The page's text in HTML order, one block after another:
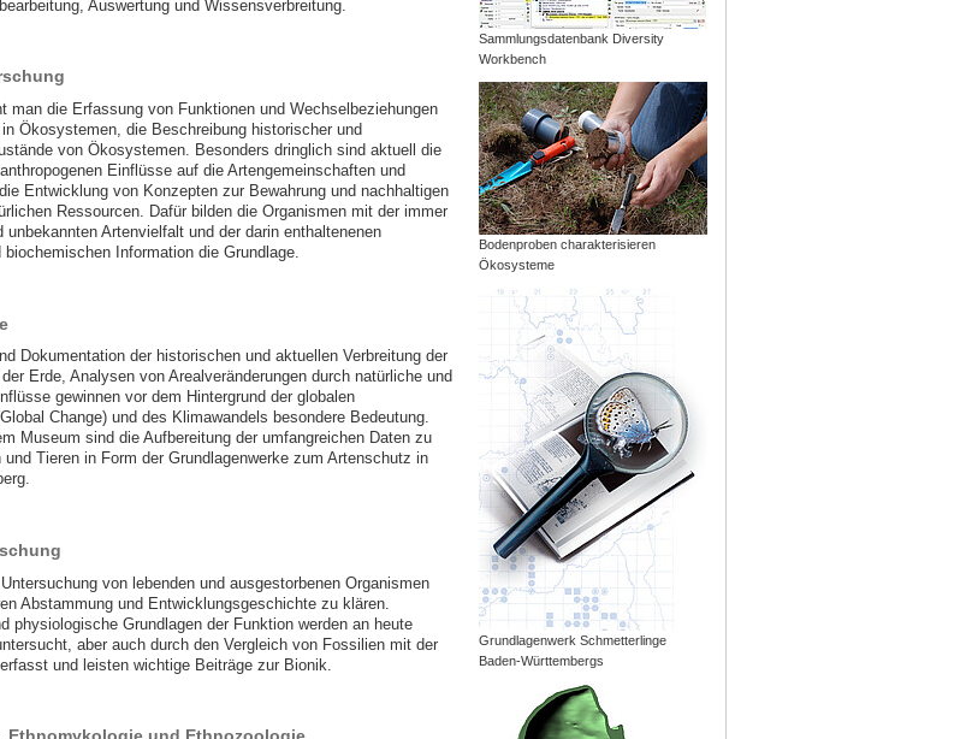
Auswertung und Wissensverbreitung.
man die Erfassung von Funktionen und Wechselbeziehungen
Ökosystemen, die Beschreibung historischer und
von Ökosystemen. Besonders dringlich sind aktuell die
Einflüsse auf die Artengemeinschaften und
Entwicklung von Konzepten zur Bewahrung und nachhaltigen
Ressourcen. Dafür bilden die Organismen mit der immer
unbekannten Artenvielfalt und der darin enthaltenenen
biochemischen Information die Grundlage.
Dokumentation der historischen und aktuellen Verbreitung der
Erde, Analysen von Arealveränderungen durch natürliche und
gewinnen vor dem Hintergrund der globalen
Change) und des Klimawandels besondere Bedeutung.
Museum sind die Aufbereitung der umfangreichen Daten zu
und Tieren in Form der Grundlagenwerke zum Artenschutz in
von lebenden und ausgestorbenen Organismen
Abstammung und Entwicklungsgeschichte zu klären.
physiologische Grundlagen der Funktion werden an heute
aber auch durch den Vergleich von Fossilien mit der
und leisten wichtige Beiträge zur Bionik.
Sammlungsdatenbank Diversity
Workbench
Bodenproben charakterisieren
Ökosysteme
Grundlagenwerk Schmetterlinge
Baden-Württembergs